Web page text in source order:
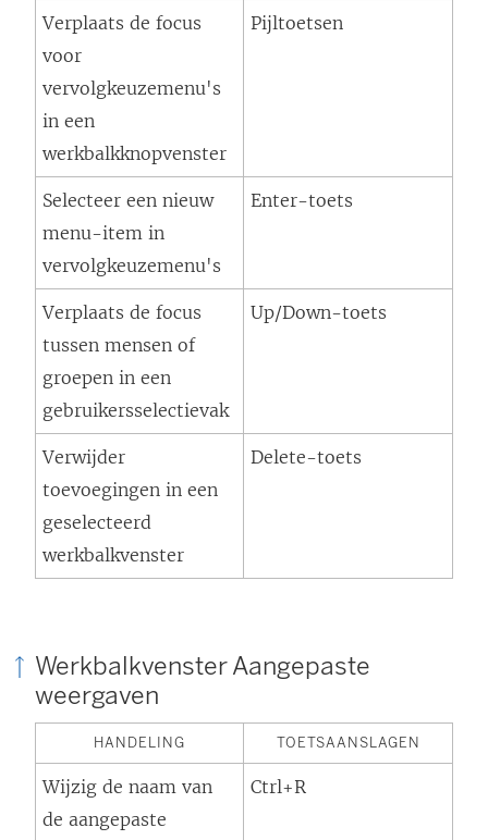
Verplaats de focus
voor
vervolgkeuzemenu's
in een
werkbalkknopvenster
Pijltoetsen
Selecteer een nieuw
menu-item in
vervolgkeuzemenu's
Enter-toets
Verplaats de focus
tussen mensen of
groepen in een
gebruikersselectievak
Up/Down-toets
Verwijder
toevoegingen in een
geselecteerd
werkbalkvenster
Delete-toets
Werkbalkvenster Aangepaste
weergaven
HANDELING TOETSAANSLAGEN
Wijzig de naam van
de aangepaste
Ctrl+R